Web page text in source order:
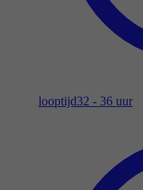
looptijd32 - 36 uur